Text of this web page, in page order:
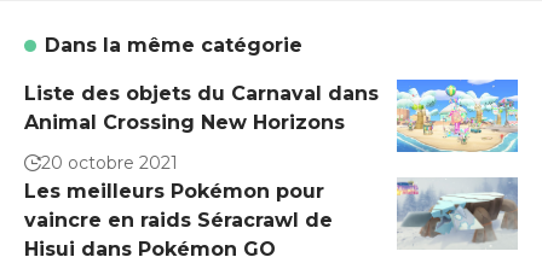
Dans la même catégorie
Liste des objets du Carnaval dans
Animal Crossing New Horizons
20 octobre 2021
Les meilleurs Pokémon pour
vaincre en raids Séracrawl de
Hisui dans Pokémon GO